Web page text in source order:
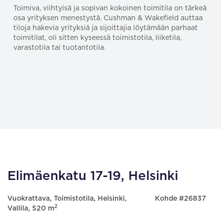
Toimiva, viihtyisä ja sopivan kokoinen toimitila on tärkeä
osa yrityksen menestystä. Cushman & Wakefield auttaa
tiloja hakevia yrityksiä ja sijoittajia löytämään parhaat
toimitilat, oli sitten kyseessä toimistotila, liiketila,
varastotila tai tuotantotila.
Elimäenkatu 17-19, Helsinki
Vuokrattava, Toimistotila, Helsinki,
Vallila, 520 m2
Kohde #26837